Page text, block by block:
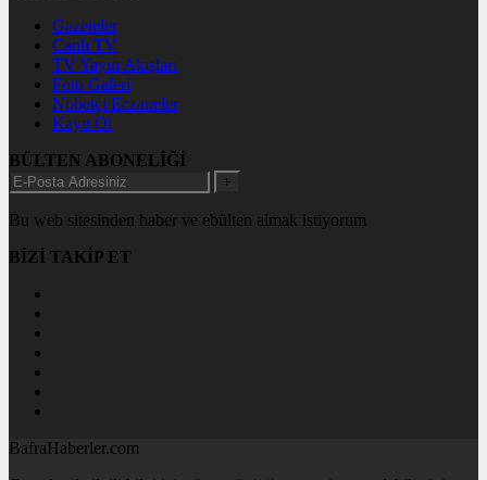
Gazeteler
Canlı TV
TV Yayın Akışları
Foto Galeri
Nöbetçi Eczaneler
Kayıt Ol
BÜLTEN ABONELİĞİ
+
Bu web sitesinden haber ve ebülten almak istiyorum
BİZİ TAKİP ET
BafraHaberler.com